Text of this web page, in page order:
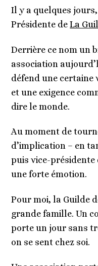
Il y a quelques
Présidente deLa
Derrière ce nom un
association
défend une certaine
et une exigence
dire le monde.
Au moment de
d’implication – en
puis vice-présidente
une forte émotion.
Pour moi, la Guilde
grande famille. Un
porte un jour sans
on se sent chez soi.